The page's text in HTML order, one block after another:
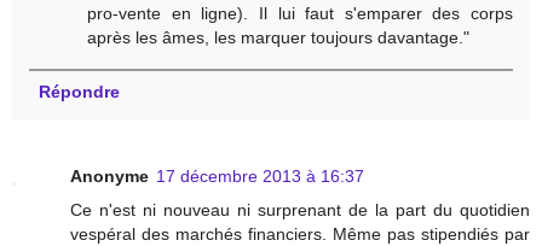
pro-vente en ligne). Il lui faut s'emparer des corps
après les âmes, les marquer toujours davantage."
Répondre
Anonyme 17 décembre 2013 à 16:37
Ce n'est ni nouveau ni surprenant de la part du quotidien
vespéral des marchés financiers. Même pas stipendiés par